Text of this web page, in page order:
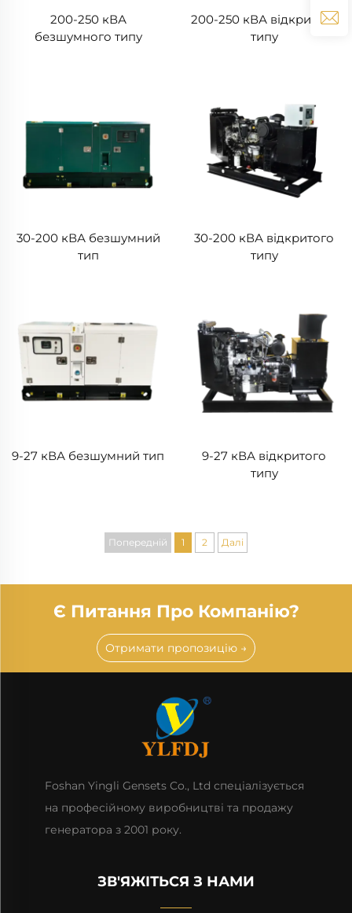
200-250 кВА
безшумного типу
200-250 кВА відкритого
типу
30-200 кВА безшумний
тип
30-200 кВА відкритого
типу
9-27 кВА безшумний тип
9-27 кВА відкритого
типу
Попередній 1 2 Далі
Є Питання Про Компанію?
Отримати пропозицію →
Foshan Yingli Gensets Co., Ltd спеціалізується
на професійному виробництві та продажу
генератора з 2001 року.
ЗВ'ЯЖІТЬСЯ З НАМИ